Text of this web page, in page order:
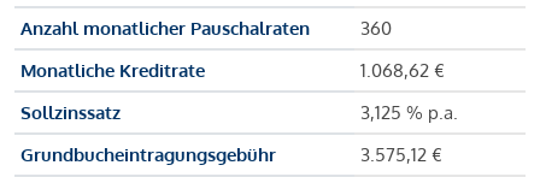
Anzahl monatlicher Pauschalraten
360
Monatliche Kreditrate
1.068,62 €
Sollzinssatz
3,125 % p.a.
Grundbucheintragungsgebühr
3.575,12 €